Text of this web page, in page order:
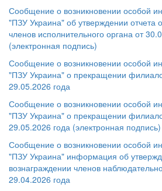
Сообщение о возникновении особой
"ПЗУ Украина" об утверждении отчета
членов исполнительного органа от
(электронная подпись)
Сообщение о возникновении особой
"ПЗУ Украина" о прекращении
29.05.2026 года
Сообщение о возникновении особой
"ПЗУ Украина" о прекращении
29.05.2026 года (электронная подпись)
Сообщение о возникновении особой
"ПЗУ Украина" информация об
вознаграждении членов
29.04.2026 года